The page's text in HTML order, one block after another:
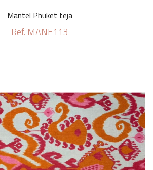
Mantel Phuket teja
Ref. MANE113